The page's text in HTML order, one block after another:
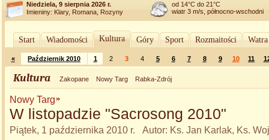
Niedziela, 9 sierpnia 2026 r.
Imieniny: Klary, Romana, Rozyny
od 14°C do 21°C
wiatr 3 m/s, północno-wschodni
Start Wiadomości Kultura Góry Sport Rozmaitości
« Październik 2010 1 2 3 4 5 6 7 8 9 10 11
Kultura Zakopane Nowy Targ Rabka-Zdrój
Nowy Targ
W listopadzie "Sacrosong 2010"
Piątek, 1 października 2010 r. Autor: Ks. Jan Karlak, Ks.